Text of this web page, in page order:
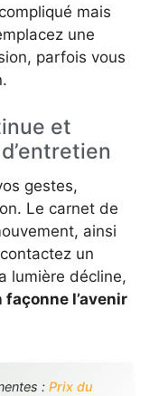
mais
une
parfois vous
et
gestes,
Le carnet de
ainsi
un
lumière décline,
l’avenir
: Prix du